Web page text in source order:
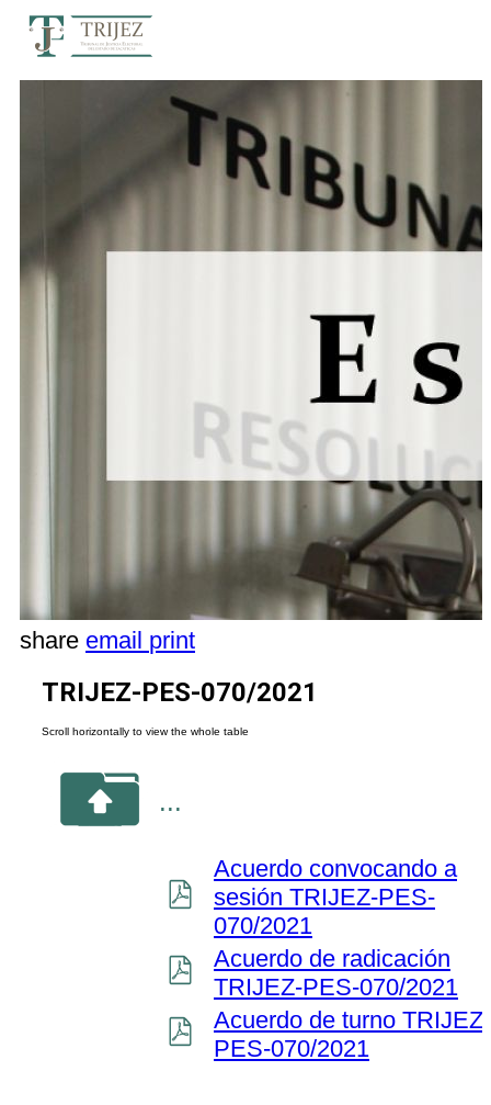
share email print
TRIJEZ-PES-070/2021
...
Acuerdo convocando a
sesión TRIJEZ-PES-
070/2021
Acuerdo de radicación
TRIJEZ-PES-070/2021
Acuerdo de turno TRIJEZ-
PES-070/2021